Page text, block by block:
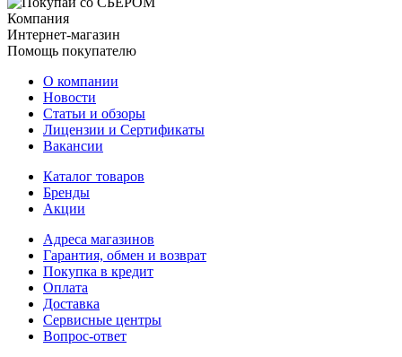
Компания
Интернет-магазин
Помощь покупателю
О компании
Новости
Статьи и обзоры
Лицензии и Сертификаты
Вакансии
Каталог товаров
Бренды
Акции
Адреса магазинов
Гарантия, обмен и возврат
Покупка в кредит
Оплата
Доставка
Сервисные центры
Вопрос-ответ